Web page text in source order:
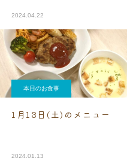
2024.04.22
本日のお食事
1月13日(土)のメニュー
2024.01.13